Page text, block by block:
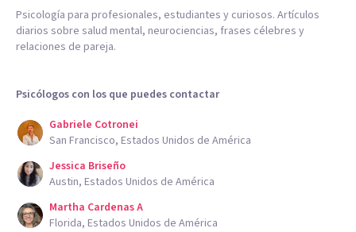
Psicología para profesionales, estudiantes y curiosos. Artículos
diarios sobre salud mental, neurociencias, frases célebres y
relaciones de pareja.
Psicólogos con los que puedes contactar
Gabriele Cotronei
San Francisco, Estados Unidos de América
Jessica Briseño
Austin, Estados Unidos de América
Martha Cardenas A
Florida, Estados Unidos de América